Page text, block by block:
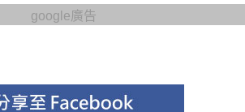
google廣告